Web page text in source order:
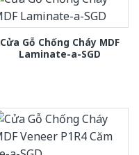
Cửa Gỗ Chống Cháy MDF
Laminate-a-SGD